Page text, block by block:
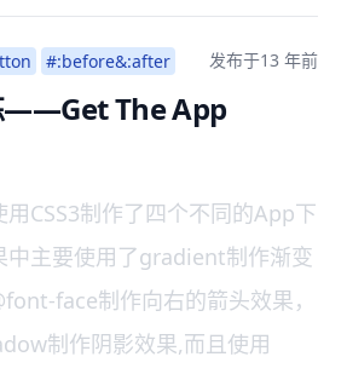
#:before&:after 发布于13 年前
——Get The App
CSS3制作了四个不同的App下
中主要使用了gradient制作渐变
face制作向右的箭头效果，
制作阴影效果,而且使用